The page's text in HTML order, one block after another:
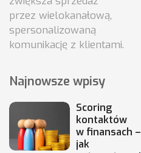
przez wielokanałową,
spersonalizowaną
komunikację z klientami.
Najnowsze wpisy
Scoring
kontaktów
w finansach –
jak